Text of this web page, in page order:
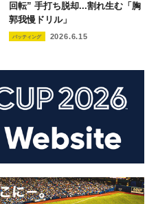
回転” 手打ち脱却...割れ生む「胸
郭我慢ドリル」
バッティング 2026.6.15